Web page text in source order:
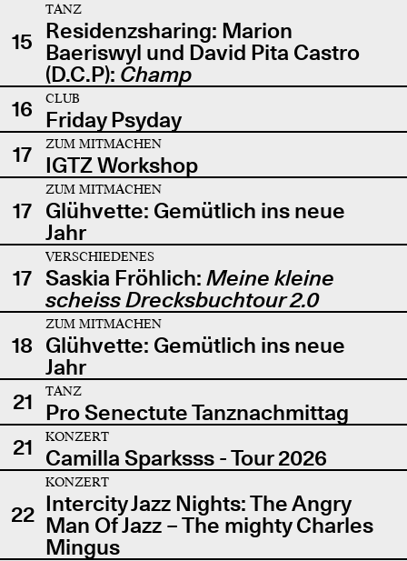
15
TANZ
Residenzsharing: Marion
Baeriswyl und David Pita Castro
(D.C.P): Champ
16
CLUB
Friday Psyday
17
ZUM MITMACHEN
IGTZ Workshop
17
ZUM MITMACHEN
Glühvette: Gemütlich ins neue
Jahr
17
VERSCHIEDENES
Saskia Fröhlich: Meine kleine
scheiss Drecksbuchtour 2.0
18
ZUM MITMACHEN
Glühvette: Gemütlich ins neue
Jahr
21
TANZ
Pro Senectute Tanznachmittag
21
KONZERT
Camilla Sparksss - Tour 2026
22
KONZERT
Intercity Jazz Nights: The Angry
Man Of Jazz – The mighty Charles
Mingus